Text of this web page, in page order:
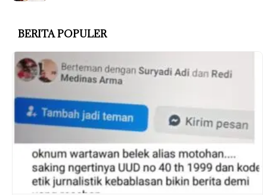
BERITA POPULER